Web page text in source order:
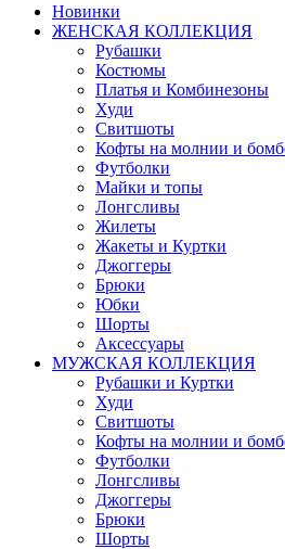
Новинки
ЖЕНСКАЯ КОЛЛЕКЦИЯ
Рубашки
Костюмы
Платья и Комбинезоны
Худи
Свитшоты
Кофты на молнии и
Футболки
Майки и топы
Лонгсливы
Жилеты
Жакеты и Куртки
Джоггеры
Брюки
Юбки
Шорты
Аксессуары
МУЖСКАЯ КОЛЛЕКЦИЯ
Рубашки и Куртки
Худи
Свитшоты
Кофты на молнии и
Футболки
Лонгсливы
Джоггеры
Брюки
Шорты